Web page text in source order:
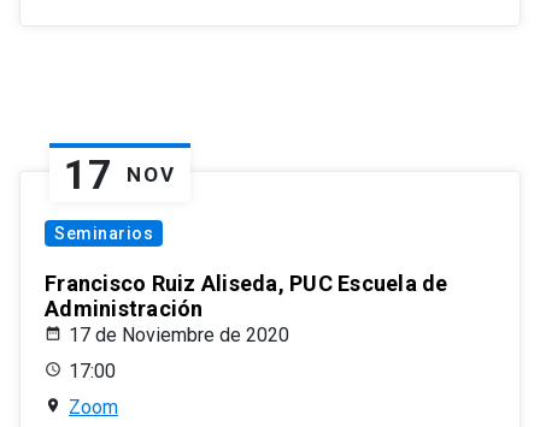
17 NOV
Seminarios
Francisco Ruiz Aliseda, PUC Escuela de
Administración
17 de Noviembre de 2020
17:00
Zoom